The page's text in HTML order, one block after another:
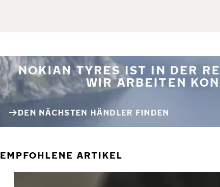
NOKIAN TYRES IST IN DER
WIR ARBEITEN
DEN NÄCHSTEN HÄNDLER FINDEN
EMPFOHLENE ARTIKEL